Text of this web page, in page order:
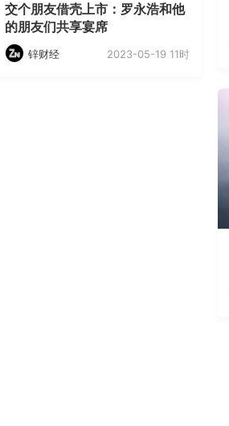
交个朋友借壳上市：罗永浩和他
的朋友们共享宴席
锌财经 2023-05-19 11时